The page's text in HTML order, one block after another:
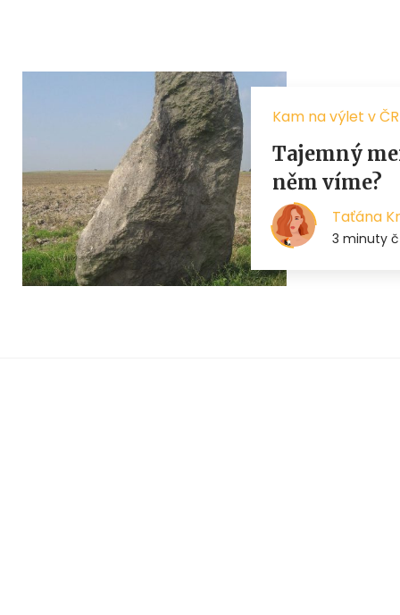
Kam na výlet v ČR
Tajemný
něm víme?
Taťána
3 minuty